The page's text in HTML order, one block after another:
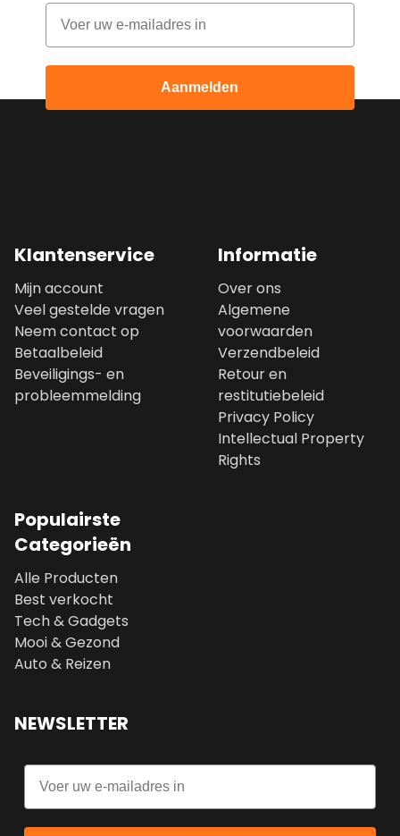
Email
Aanmelden
Klantenservice
Mijn account
Veel gestelde vragen
Neem contact op
Betaalbeleid
Beveiligings- en
probleemmelding
Informatie
Over ons
Algemene
voorwaarden
Verzendbeleid
Retour en
restitutiebeleid
Privacy Policy
Intellectual Property
Rights
Populairste
Categorieën
Alle Producten
Best verkocht
Tech & Gadgets
Mooi & Gezond
Auto & Reizen
NEWSLETTER
Email